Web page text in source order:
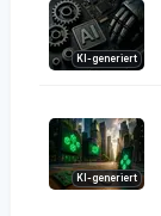
KI-generiert
KI-generiert